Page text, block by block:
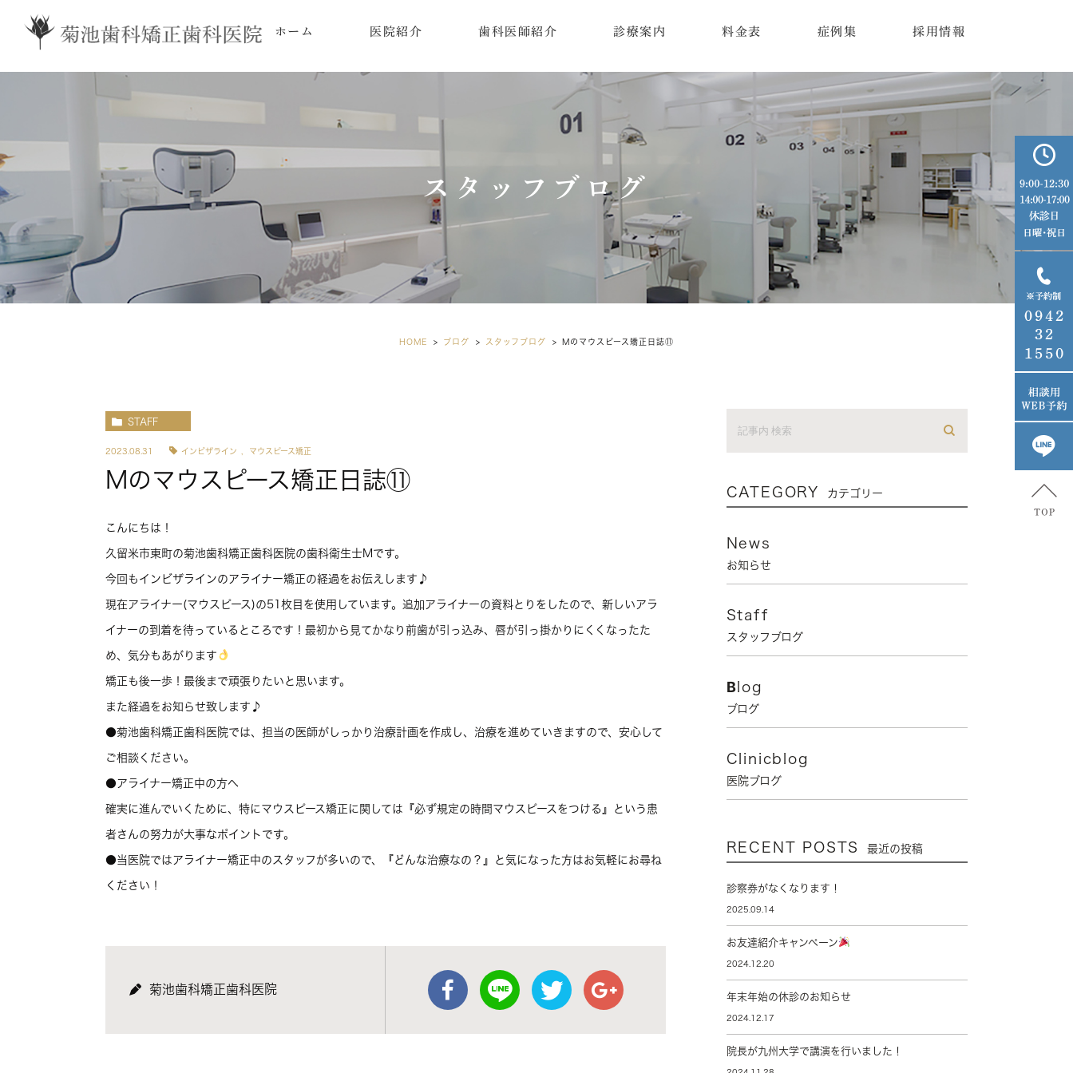
ホーム 医院紹介
当院の特徴
お支払いについて
医療費控除シミュレー
設備機器紹介
歯科医師紹介 診療案内 料金表 症例集 採用情報
スタッフブログ
HOME ブログ スタッフブログ Mのマウスピース矯正日誌⑪
STAFF
2023.08.31 インビザライン マウスピース矯正
Mのマウスピース矯正日誌⑪
こんにちは！
久留米市東町の菊池歯科矯正歯科医院の歯科衛生士Mです。
今回もインビザラインのアライナー矯正の経過をお伝えします♪
現在アライナー(マウスピース)の51枚目を使用しています。追加アライナーの資料とりをしたので、新しいアラ
イナーの到着を待っているところです！最初から見てかなり前歯が引っ込み、唇が引っ掛かりにくくなったた
め、気分もあがります
矯正も後一歩！最後まで頑張りたいと思います。
また経過をお知らせ致します♪
●菊池歯科矯正歯科医院では、担当の医師がしっかり治療計画を作成し、治療を進めていきますので、安心して
ご相談ください。
●アライナー矯正中の方へ
確実に進んでいくために、特にマウスピース矯正に関しては『必ず規定の時間マウスピースをつける』という患
者さんの努力が大事なポイントです。
●当医院ではアライナー矯正中のスタッフが多いので、『どんな治療なの？』と気になった方はお気軽にお尋ね
ください！
菊池歯科矯正歯科医院
CATEGORY カテゴリー
News
お知らせ
Staff
スタッフブログ
Blog
ブログ
Clinicblog
医院ブログ
RECENT POSTS 最近の投稿
診察券がなくなります！
2025.09.14
お友達紹介キャンペーン
2024.12.20
年末年始の休診のお知らせ
2024.12.17
院長が九州大学で講演を行いました！